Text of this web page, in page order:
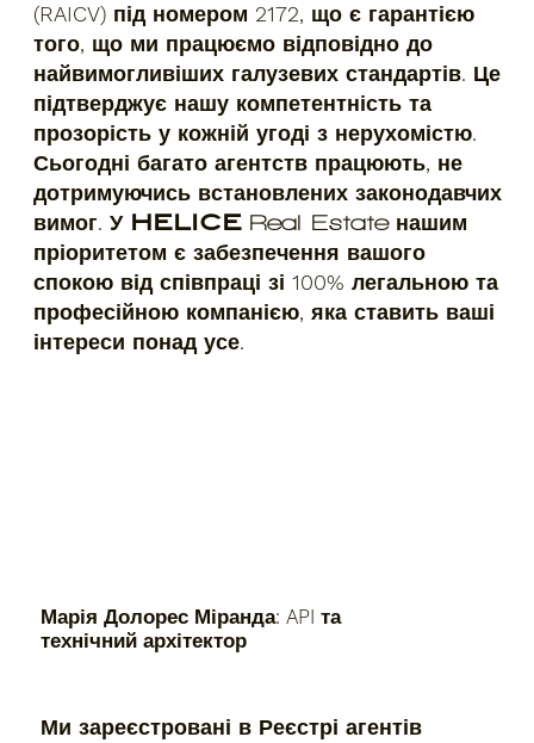
(RAICV) під номером 2172, що є гарантією
того, що ми працюємо відповідно до
найвимогливіших галузевих стандартів. Це
підтверджує нашу компетентність та
прозорість у кожній угоді з нерухомістю.
Сьогодні багато агентств працюють, не
дотримуючись встановлених законодавчих
вимог. У HELICE Real Estateнашим
пріоритетом є забезпечення вашого
спокою від співпраці зі 100% легальною та
професійною компанією, яка ставить ваші
інтереси понад усе.
Марія Долорес Міранда: API та
технічний архітектор
Ми зареєстровані в Реєстрі агентів